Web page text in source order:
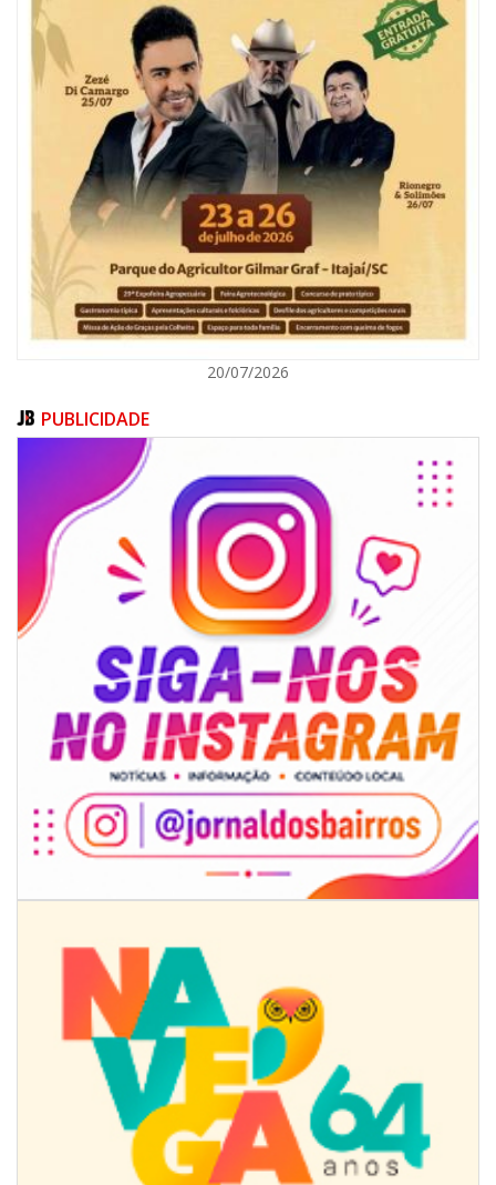
10/08/2026 | 10:01
17ª Volta Ciclística Cidade de Brusque abre inscrições e promete reunir
atletas de todo o Brasil
GERAL
10/08/2026 | 10:04
BRUSQUE: Estão abertas as inscrições para o desfile do 7 de setembro
em alusão à Independência do Brasil
ITAJAÍ
20/07/2026
PUBLICIDADE